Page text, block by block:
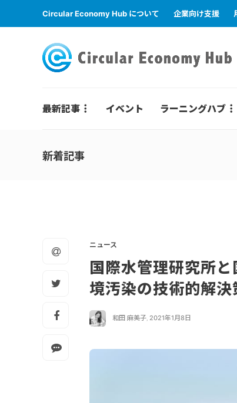
Circular Economy Hub について 企業向け支援
最新記事 イベント ラーニングハブ
新着記事
ニュース
国際水管理研究所
境汚染の技術的解
和田 麻美子, 2021年1月8日